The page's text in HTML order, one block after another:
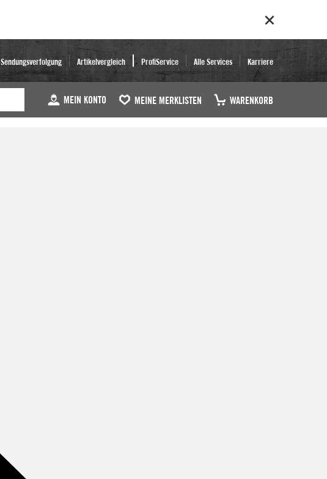
Sendungsverfolgung Artikelvergleich ProfiService Alle Services Karriere
MEIN KONTO MEINE MERKLISTEN WARENKORB